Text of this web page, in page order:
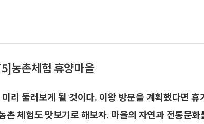
농촌체험 휴양마을
리 둘러보게 될 것이다. 이왕 방문을 계획했다면 휴
촌 체험도 맛보기로 해보자. 마을의 자연과 전통문화